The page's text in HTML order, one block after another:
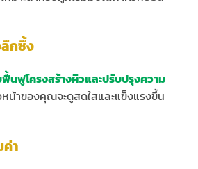
กซึ้ง
นฟูโครงสร้างผิวและปรับปรุงความ
น้าของคุณจะดูสดใสและแข็งแรงขึ้น
า